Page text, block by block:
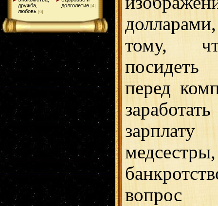
дружба,
любовь [6]
долголетие [4]
тому,
перед